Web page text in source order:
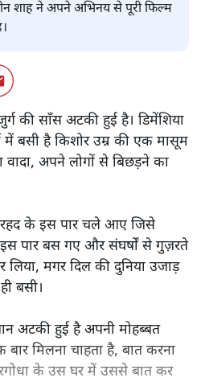
शाह ने अपने अभिनय से पूरी फिल्म
की साँस अटकी हुई है। डिमेंशिया
बसी है किशोर उम्र की एक मासूम
अपने लोगों से बिछड़ने का
के इस पार चले आए जिसे
इस पार बस गए और संघर्षों से गुज़रते
मगर दिल की दुनिया उजाड़
बसी।
अटकी हुई है अपनी मोहब्बत
मिलना चाहता है, बात करना
के उस घर में उससे बात कर